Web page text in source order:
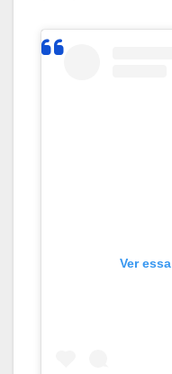
Ver